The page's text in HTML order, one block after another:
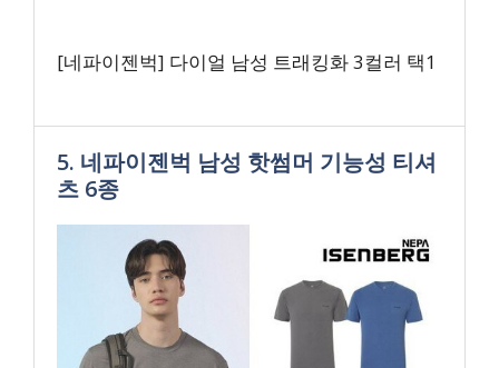
[네파이젠벅] 다이얼 남성 트래킹화 3컬러 택1
5. 네파이젠벅 남성 핫썸머 기능성 티셔
츠 6종